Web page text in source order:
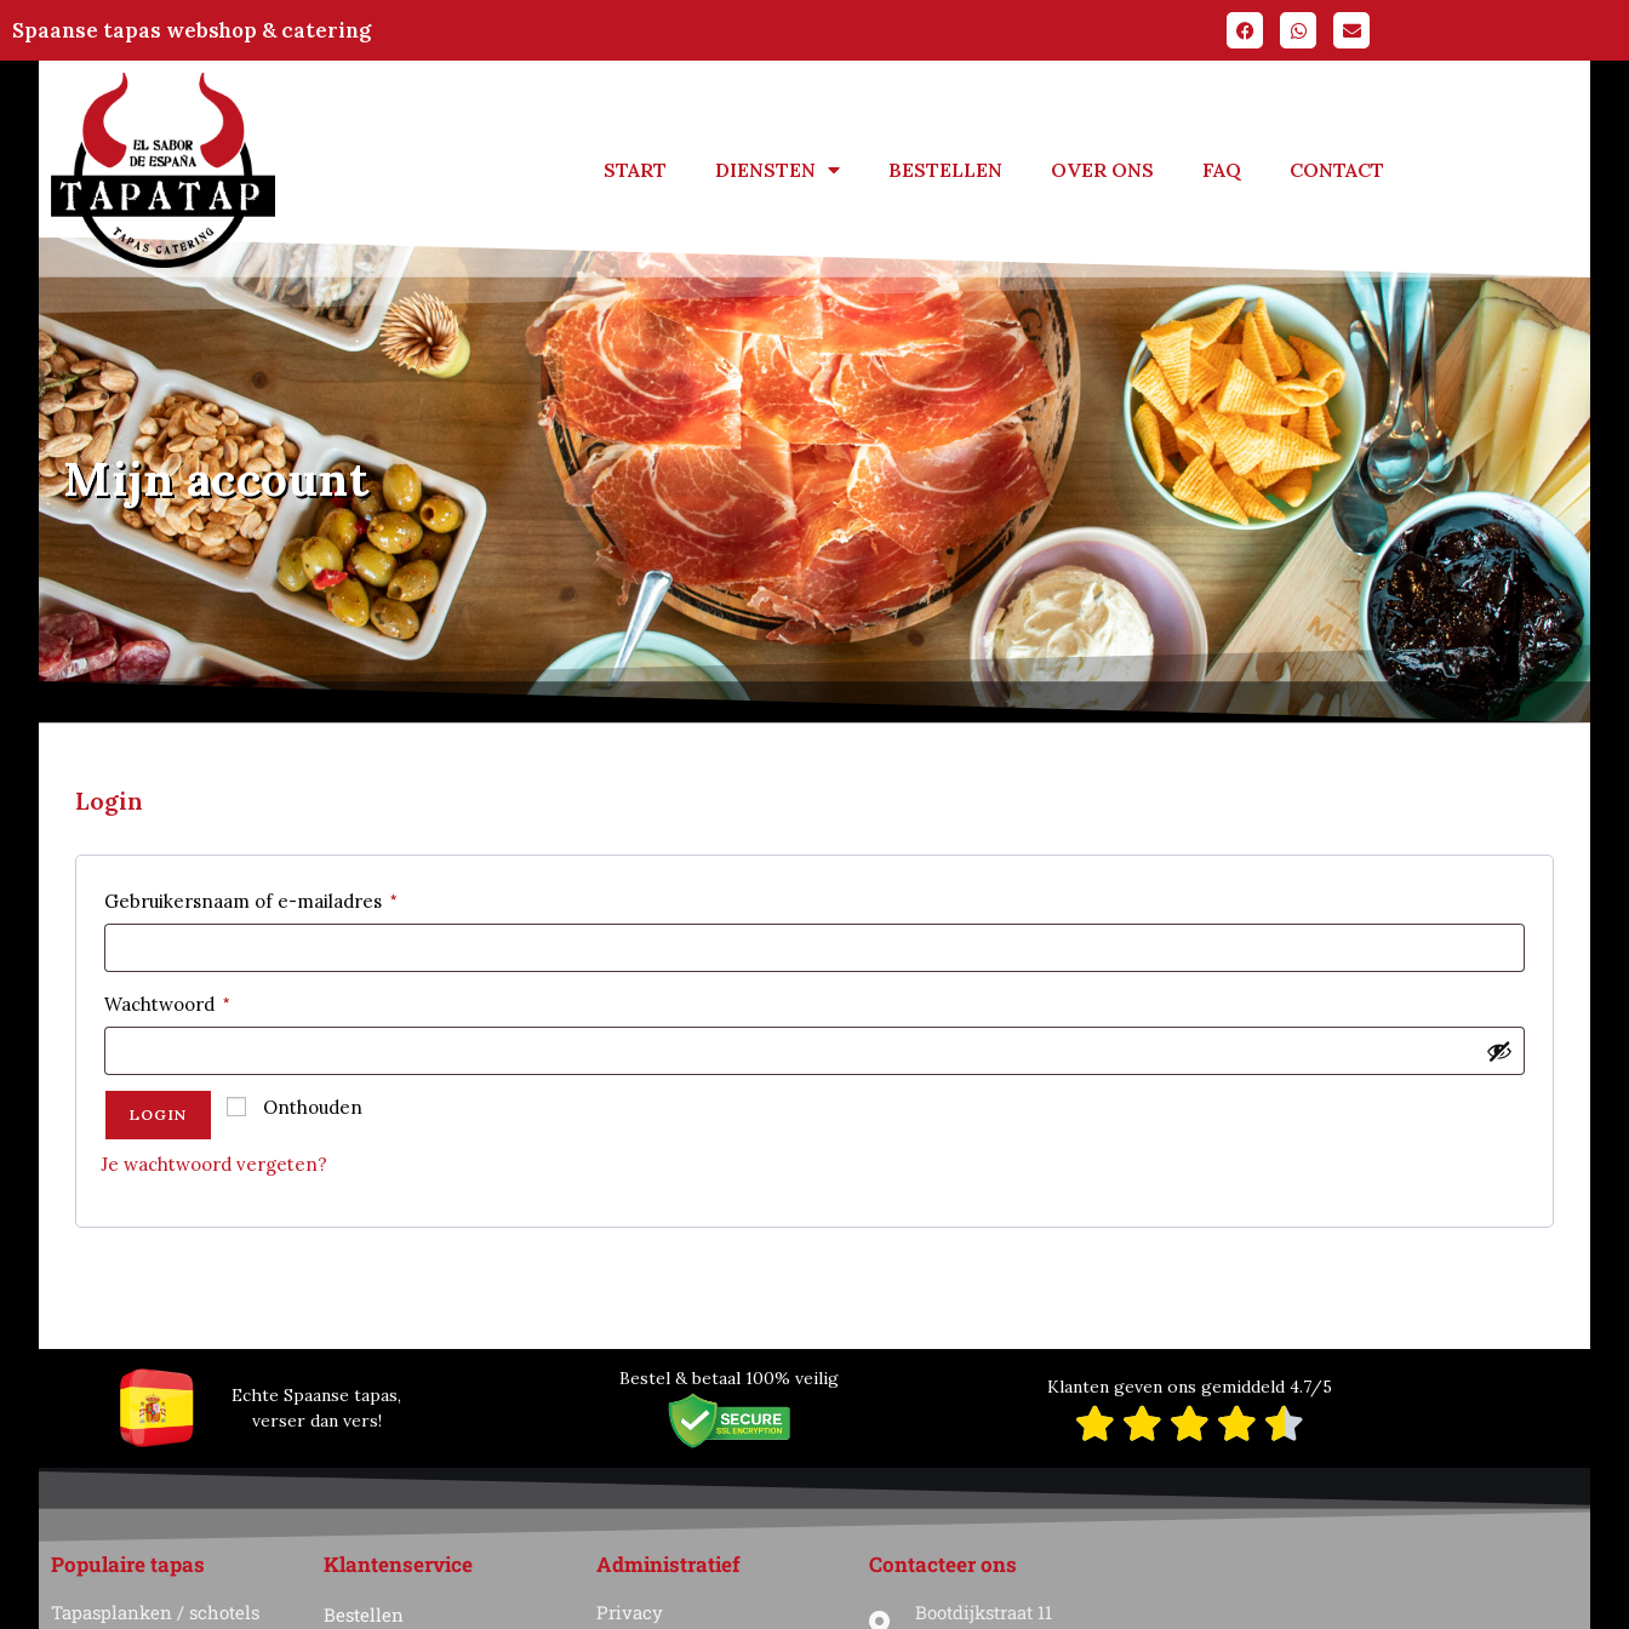
Spaanse tapas webshop & catering
START DIENSTEN BESTELLEN OVER ONS FAQ CONTACT
Mijn account
Login
Gebruikersnaam of e-mailadres *
Wachtwoord *
Onthouden
LOGIN
Je wachtwoord vergeten?
Echte Spaanse tapas,
verser dan vers!
Bestel & betaal 100% veilig Klanten geven ons gemiddeld 4.7/5
Populaire tapas
Tapasplanken / schotels
Klantenservice
Bestellen
Administratief
Privacy
Contacteer ons
Bootdijkstraat 11